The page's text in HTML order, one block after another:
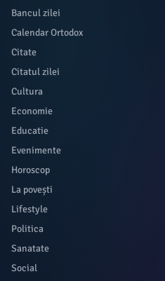
Bancul zilei
Calendar Ortodox
Citate
Citatul zilei
Cultura
Economie
Educatie
Evenimente
Horoscop
La povești
Lifestyle
Politica
Sanatate
Social